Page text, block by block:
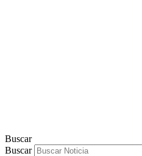
Buscar
Buscar